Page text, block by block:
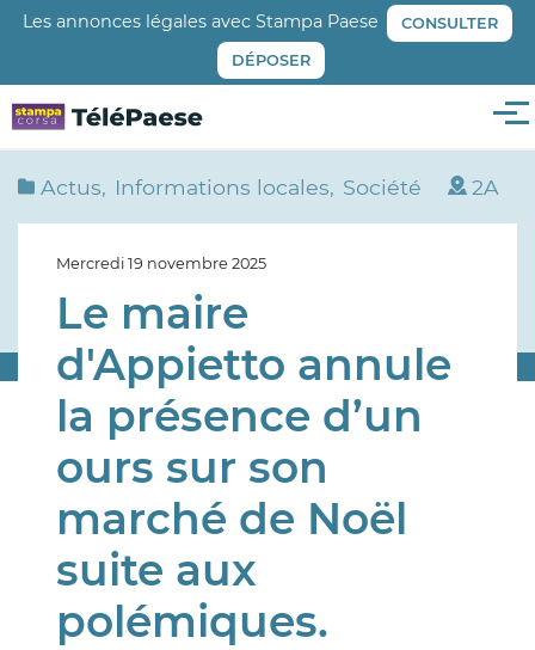
Aller
principal
Les annonces légales avec Stampa Paese CONSULTER
DÉPOSER
Actus Informations locales Société 2A
Mercredi 19 novembre 2025
Le maire
d'Appietto annule
la présence d’un
ours sur son
marché de Noël
suite aux
polémiques.